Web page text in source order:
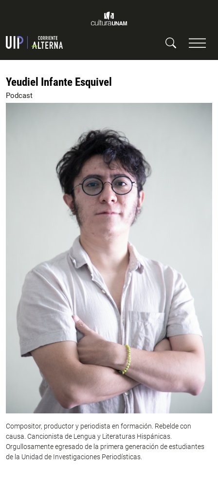
Yeudiel Infante Esquivel
Podcast
Compositor, productor y periodista en formación. Rebelde con
causa. Cancionista de Lengua y Literaturas Hispánicas.
Orgullosamente egresado de la primera generación de estudiantes
de la Unidad de Investigaciones Periodísticas.